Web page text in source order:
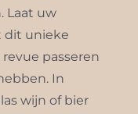
Laat uw
dit unieke
passeren
In
wijn of bier